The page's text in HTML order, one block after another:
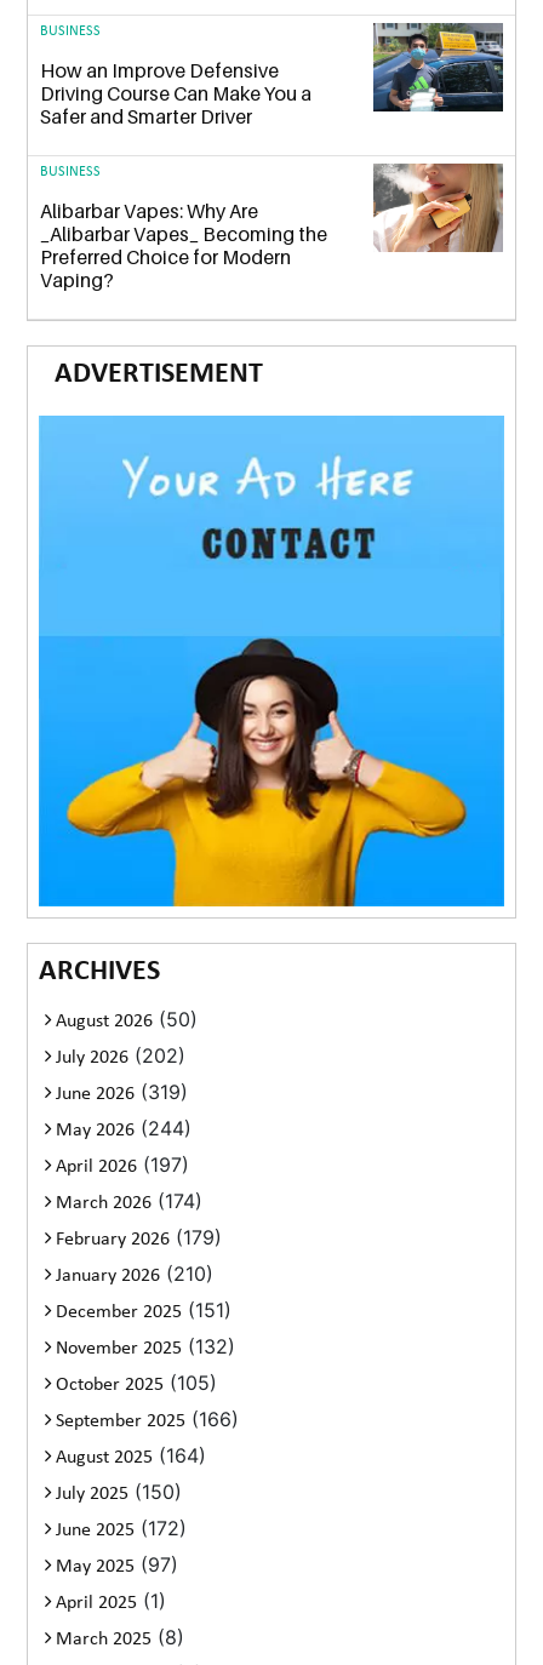
BUSINESS
How an Improve Defensive
Driving Course Can Make You a
Safer and Smarter Driver
BUSINESS
Alibarbar Vapes: Why Are
_Alibarbar Vapes_ Becoming the
Preferred Choice for Modern
Vaping?
ADVERTISEMENT
ARCHIVES
August 2026 (50)
July 2026 (202)
June 2026 (319)
May 2026 (244)
April 2026 (197)
March 2026 (174)
February 2026 (179)
January 2026 (210)
December 2025 (151)
November 2025 (132)
October 2025 (105)
September 2025 (166)
August 2025 (164)
July 2025 (150)
June 2025 (172)
May 2025 (97)
April 2025 (1)
March 2025 (8)